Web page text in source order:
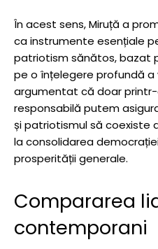
În acest sens, Miruță a
ca instrumente esențiale
patriotism sănătos, bazat
pe o înțelegere profundă a
argumentat că doar
responsabilă putem
și patriotismul să coexiste
la consolidarea
prosperității generale.
Compararea
contemporani